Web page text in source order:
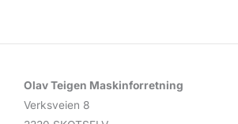
Olav Teigen Maskinforretning
Verksveien 8